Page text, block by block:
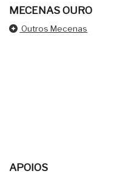
MECENAS OURO
Outros Mecenas
APOIOS